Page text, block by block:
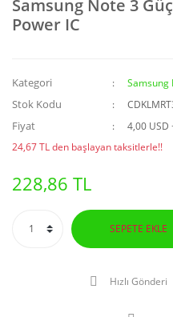
Samsung Note 3
Power IC
Kategori Samsung
Stok Kodu
Fiyat
4,00 USD
24,67 TL den başlayan taksitlerle!!
228,86 TL
SEPETE EKLE
Hızlı Gönderi